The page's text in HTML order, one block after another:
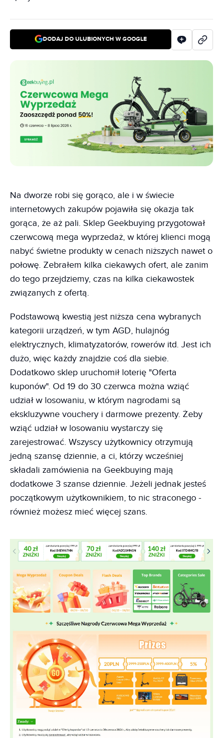
DODAJ DO ULUBIONYCH W GOOGLE
Na dworze robi się gorąco, ale i w świecie
internetowych zakupów pojawiła się okazja tak
gorąca, że aż pali. Sklep Geekbuying przygotował
czerwcową mega wyprzedaż, w której klienci mogą
nabyć świetne produkty w cenach niższych nawet o
połowę. Zebrałem kilka ciekawych ofert, ale zanim
do tego przejdziemy, czas na kilka ciekawostek
związanych z ofertą.
Podstawową kwestią jest niższa cena wybranych
kategorii urządzeń, w tym AGD, hulajnóg
elektrycznych, klimatyzatorów, rowerów itd. Jest ich
dużo, więc każdy znajdzie coś dla siebie.
Dodatkowo sklep uruchomił loterię "Oferta
kuponów". Od 19 do 30 czerwca można wziąć
udział w losowaniu, w którym nagrodami są
ekskluzywne vouchery i darmowe prezenty. Żeby
wziąć udział w losowaniu wystarczy się
zarejestrować. Wszyscy użytkownicy otrzymują
jedną szansę dziennie, a ci, którzy wcześniej
składali zamówienia na Geekbuying mają
dodatkowe 3 szanse dziennie. Jeżeli jednak jesteś
początkowym użytkownikiem, to nic straconego -
również możesz mieć więcej szans.